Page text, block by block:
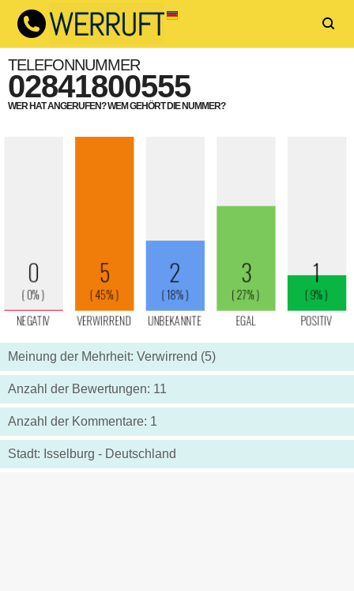
TELEFONNUMMER
02841800555
WER HAT ANGERUFEN? WEM GEHÖRT DIE NUMMER?
Meinung der Mehrheit: Verwirrend (5)
Anzahl der Bewertungen: 11
Anzahl der Kommentare: 1
Stadt: Isselburg - Deutschland